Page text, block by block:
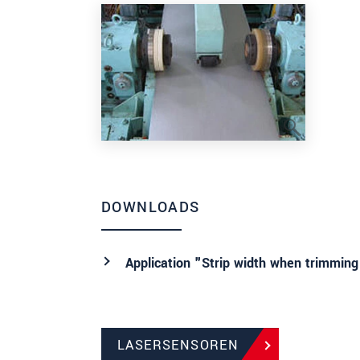
DOWNLOADS
Application "Strip width when
LASERSENSOREN